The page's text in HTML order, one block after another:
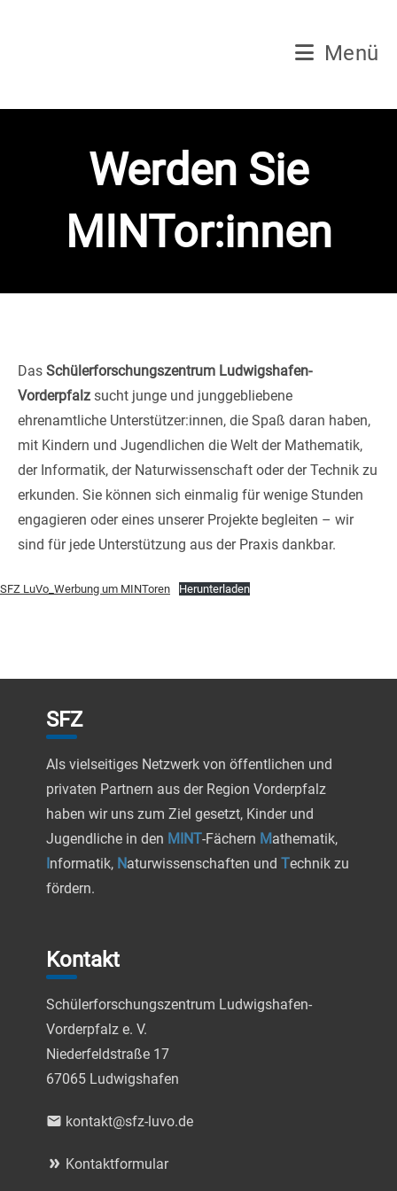
Menü
Werden Sie
MINTor:innen
Das Schülerforschungszentrum Ludwigshafen-
Vorderpfalz sucht junge und junggebliebene
ehrenamtliche Unterstützer:innen, die Spaß daran haben,
mit Kindern und Jugendlichen die Welt der Mathematik,
der Informatik, der Naturwissenschaft oder der Technik zu
erkunden. Sie können sich einmalig für wenige Stunden
engagieren oder eines unserer Projekte begleiten – wir
sind für jede Unterstützung aus der Praxis dankbar.
SFZ LuVo_Werbung um MINToren Herunterladen
SFZ
Als vielseitiges Netzwerk von öffentlichen und
privaten Partnern aus der Region Vorderpfalz
haben wir uns zum Ziel gesetzt, Kinder und
Jugendliche in den MINT-Fächern Mathematik,
Informatik, Naturwissenschaften undTechnik zu
fördern.
Kontakt
Schülerforschungszentrum Ludwigshafen-
Vorderpfalz e. V.
Niederfeldstraße 17
67065 Ludwigshafen
email kontakt@sfz-luvo.de
double_arrow Kontaktformular